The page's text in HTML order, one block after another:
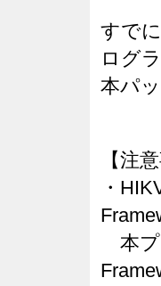
すで
ログ
本パ
【注
・
本プ